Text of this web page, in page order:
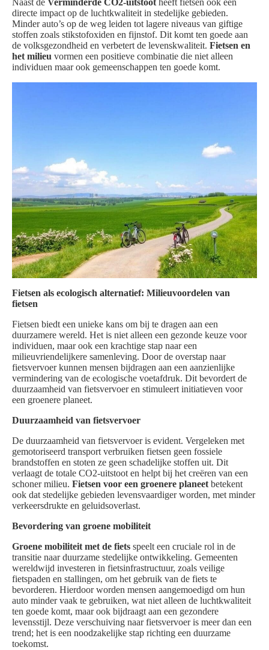
Naast de Verminderde CO2-uitstoot heeft fietsen ook een
directe impact op de luchtkwaliteit in stedelijke gebieden.
Minder auto’s op de weg leiden tot lagere niveaus van giftige
stoffen zoals stikstofoxiden en fijnstof. Dit komt ten goede aan
de volksgezondheid en verbetert de levenskwaliteit. Fietsen en
het milieu vormen een positieve combinatie die niet alleen
individuen maar ook gemeenschappen ten goede komt.
Fietsen als ecologisch alternatief: Milieuvoordelen van
fietsen
Fietsen biedt een unieke kans om bij te dragen aan een
duurzamere wereld. Het is niet alleen een gezonde keuze voor
individuen, maar ook een krachtige stap naar een
milieuvriendelijkere samenleving. Door de overstap naar
fietsvervoer kunnen mensen bijdragen aan een aanzienlijke
vermindering van de ecologische voetafdruk. Dit bevordert de
duurzaamheid van fietsvervoer en stimuleert initiatieven voor
een groenere planeet.
Duurzaamheid van fietsvervoer
De duurzaamheid van fietsvervoer is evident. Vergeleken met
gemotoriseerd transport verbruiken fietsen geen fossiele
brandstoffen en stoten ze geen schadelijke stoffen uit. Dit
verlaagt de totale CO2-uitstoot en helpt bij het creëren van een
schoner milieu. Fietsen voor een groenere planeet betekent
ook dat stedelijke gebieden levensvaardiger worden, met minder
verkeersdrukte en geluidsoverlast.
Bevordering van groene mobiliteit
Groene mobiliteit met de fiets speelt een cruciale rol in de
transitie naar duurzame stedelijke ontwikkeling. Gemeenten
wereldwijd investeren in fietsinfrastructuur, zoals veilige
fietspaden en stallingen, om het gebruik van de fiets te
bevorderen. Hierdoor worden mensen aangemoedigd om hun
auto minder vaak te gebruiken, wat niet alleen de luchtkwaliteit
ten goede komt, maar ook bijdraagt aan een gezondere
levensstijl. Deze verschuiving naar fietsvervoer is meer dan een
trend; het is een noodzakelijke stap richting een duurzame
toekomst.